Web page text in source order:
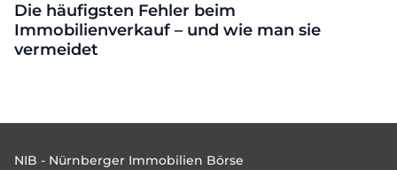
Die häufigsten Fehler beim
Immobilienverkauf – und wie man sie
vermeidet
NIB - Nürnberger Immobilien Börse